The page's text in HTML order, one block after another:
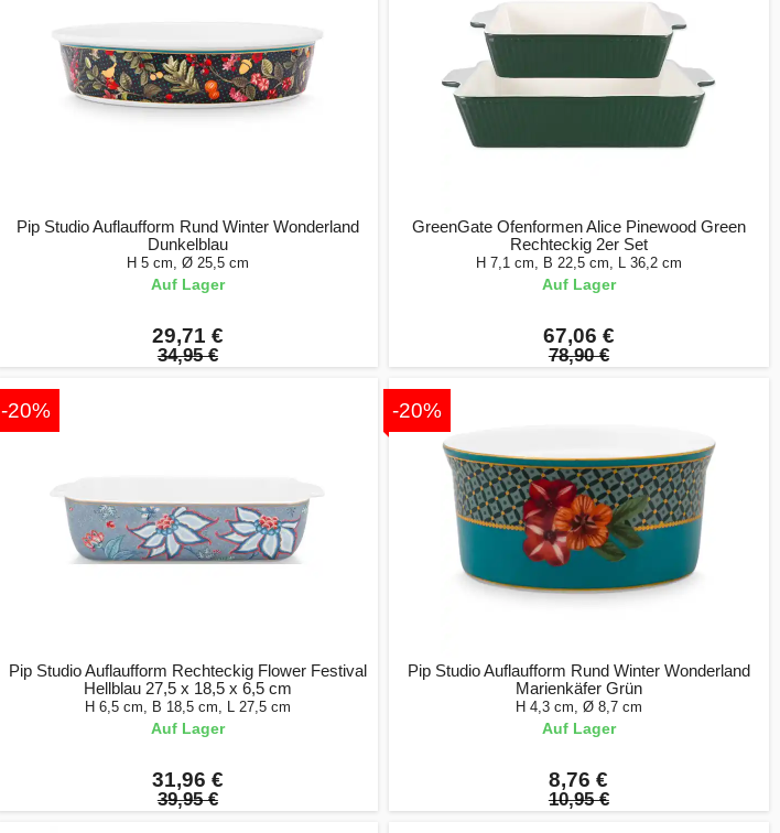
Pip Studio Auflaufform Rund Winter Wonderland
Dunkelblau
H 5 cm, Ø 25,5 cm
Auf Lager
29,71 €
34,95 €
GreenGate Ofenformen Alice Pinewood Green
Rechteckig 2er Set
H 7,1 cm, B 22,5 cm, L 36,2 cm
Auf Lager
67,06 €
78,90 €
-20%
Pip Studio Auflaufform Rechteckig Flower Festival
Hellblau 27,5 x 18,5 x 6,5 cm
H 6,5 cm, B 18,5 cm, L 27,5 cm
Auf Lager
31,96 €
39,95 €
-20%
Pip Studio Auflaufform Rund Winter Wonderland
Marienkäfer Grün
H 4,3 cm, Ø 8,7 cm
Auf Lager
8,76 €
10,95 €